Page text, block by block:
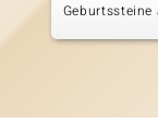
Geburtssteine